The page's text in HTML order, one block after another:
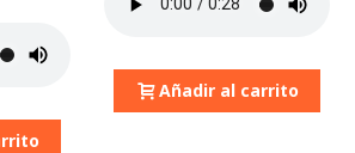
Añadir al carrito